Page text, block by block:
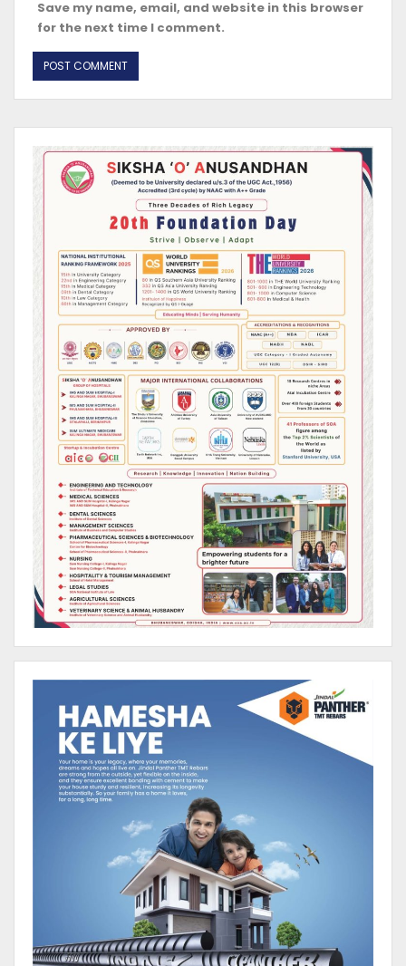
Save my name, email, and website in this browser
for the next time I comment.